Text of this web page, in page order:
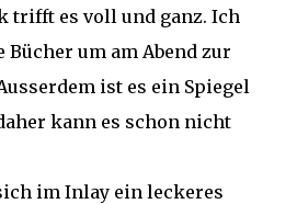
trifft es voll und ganz. Ich
Bücher um am Abend zur
ist es ein Spiegel
kann es schon nicht
im Inlay ein leckeres